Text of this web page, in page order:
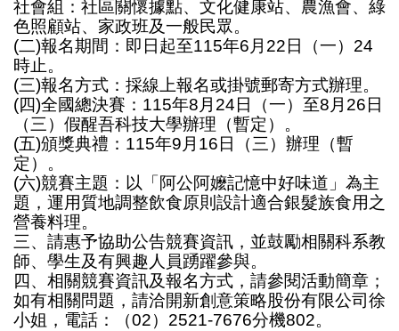
社會組：社區關懷據點、文化健康站、農漁會、綠
色照顧站、家政班及一般民眾。
(二)報名期間：即日起至115年6月22日（一）24
時止。
(三)報名方式：採線上報名或掛號郵寄方式辦理。
(四)全國總決賽：115年8月24日（一）至8月26日
（三）假醒吾科技大學辦理（暫定）。
(五)頒獎典禮：115年9月16日（三）辦理（暫
定）。
(六)競賽主題：以「阿公阿嬤記憶中好味道」為主
題，運用質地調整飲食原則設計適合銀髮族食用之
營養料理。
三、請惠予協助公告競賽資訊，並鼓勵相關科系教
師、學生及有興趣人員踴躍參與。
四、相關競賽資訊及報名方式，請參閱活動簡章；
如有相關問題，請洽開新創意策略股份有限公司徐
小姐，電話：（02）2521-7676分機802。